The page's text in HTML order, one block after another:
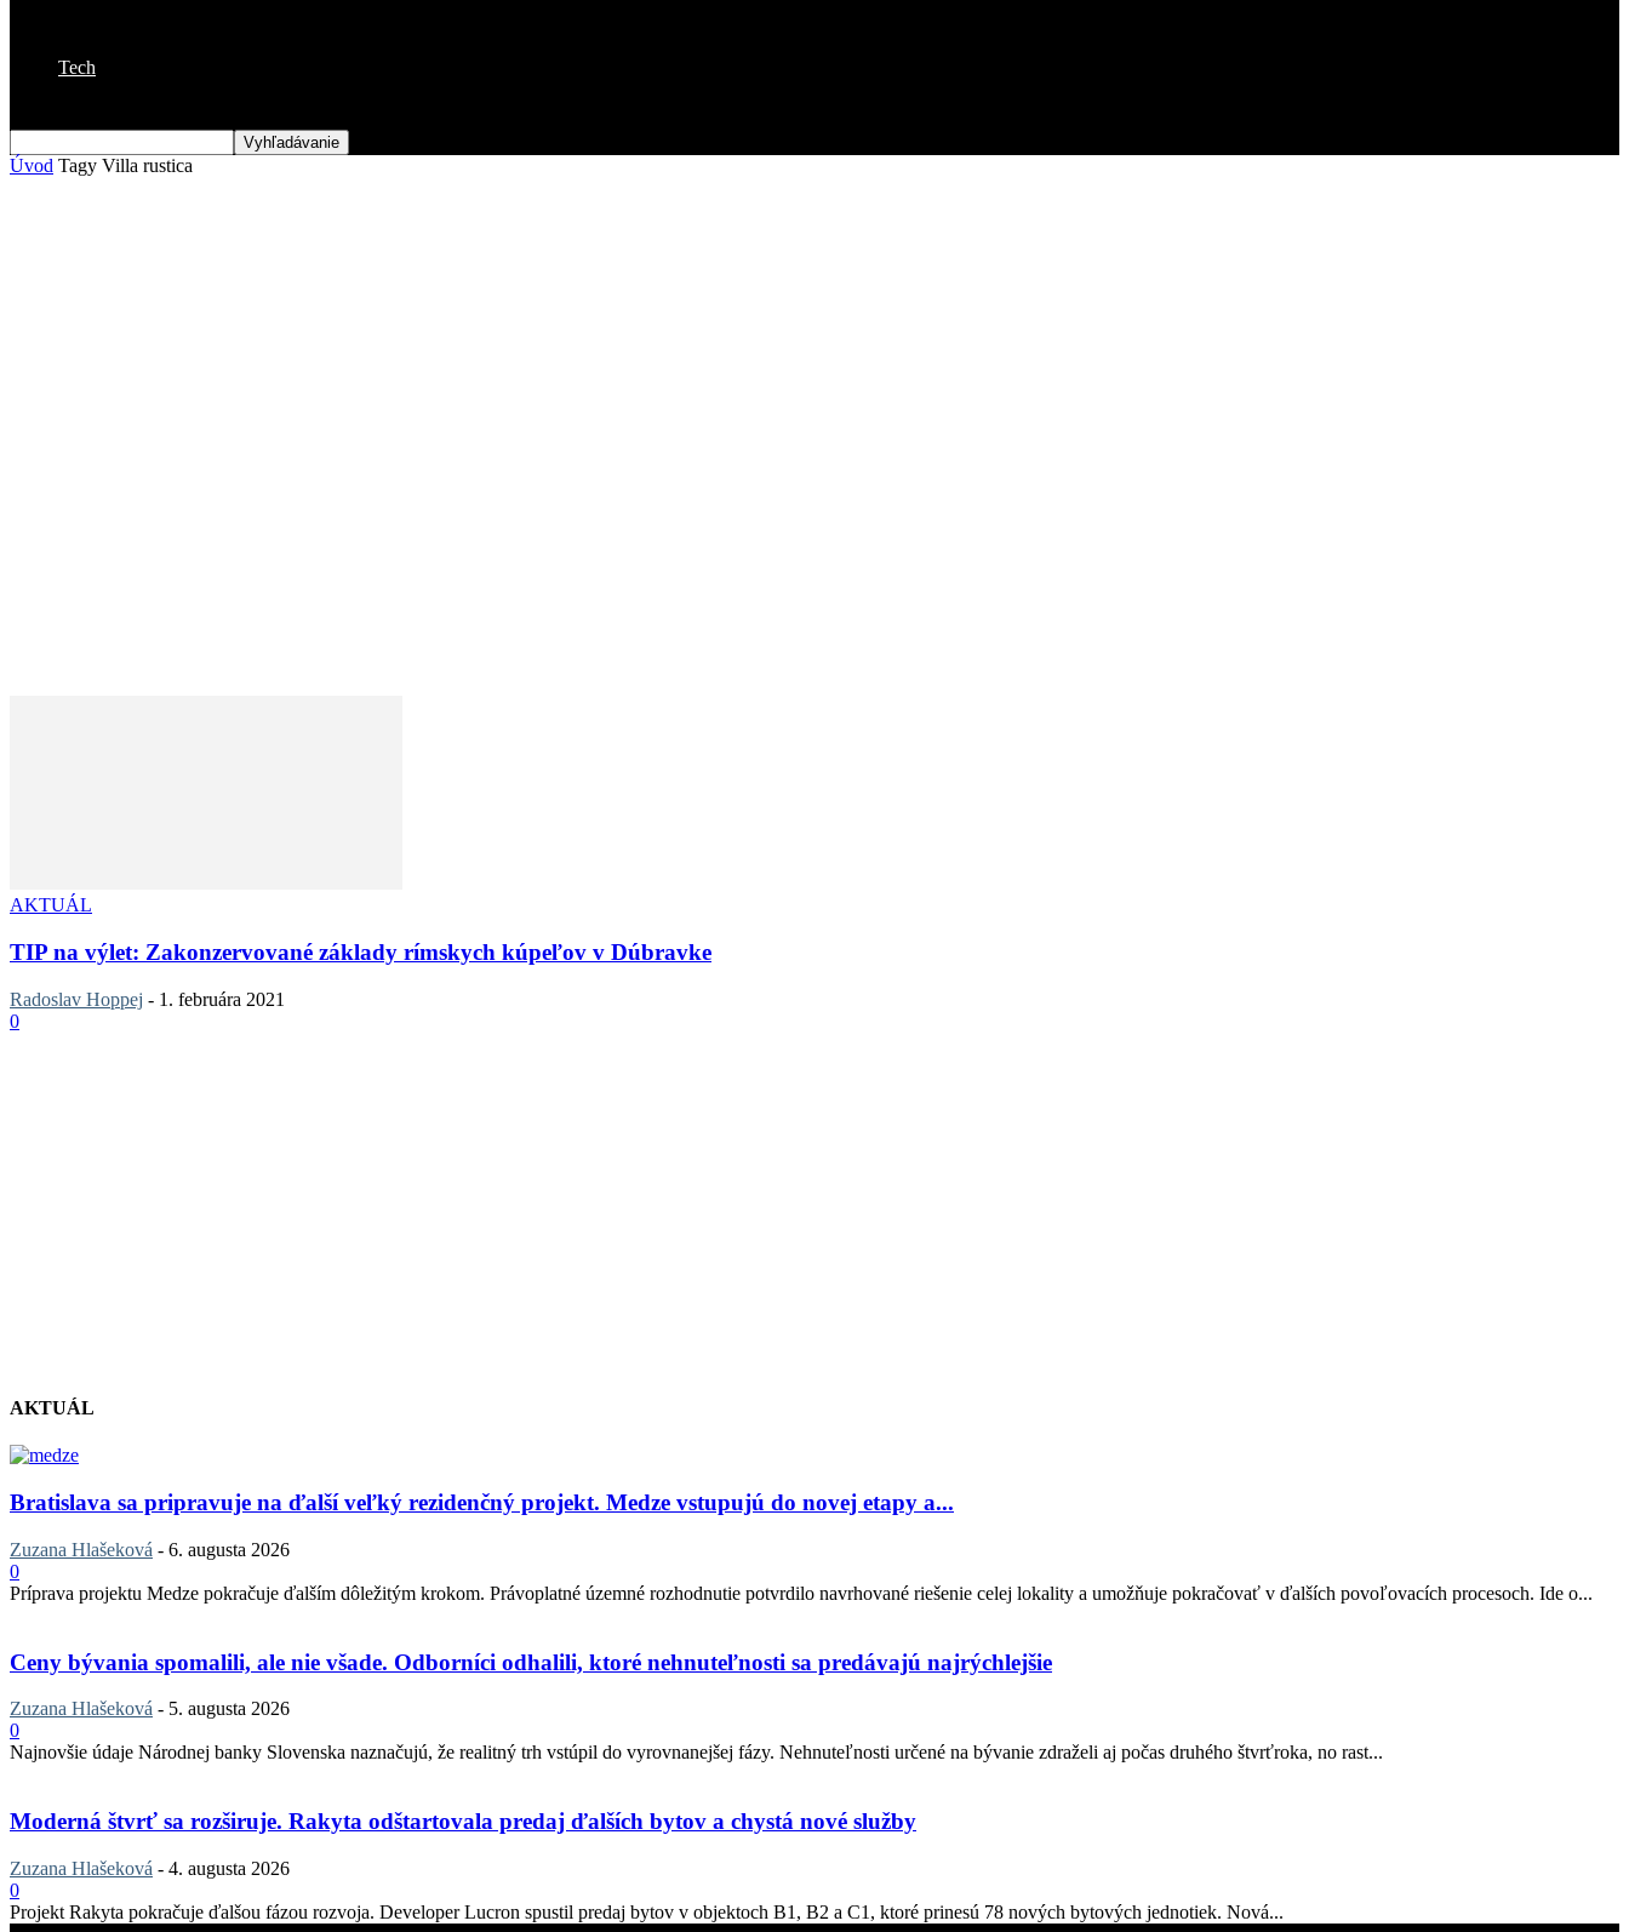
Tech
Úvod Tagy Villa rustica
AKTUÁL
TIP na výlet: Zakonzervované základy rímskych kúpeľov v Dúbravke
Radoslav Hoppej - 1. februára 2021
0
AKTUÁL
Bratislava sa pripravuje na ďalší veľký rezidenčný projekt. Medze vstupujú do novej etapy a...
Zuzana Hlašeková - 6. augusta 2026
0
Príprava projektu Medze pokračuje ďalším dôležitým krokom. Právoplatné územné rozhodnutie potvrdilo navrhované riešenie celej lokality a umožňuje pokračovať v ďalších povoľovacích procesoch. Ide o...
Ceny bývania spomalili, ale nie všade. Odborníci odhalili, ktoré nehnuteľnosti sa predávajú najrýchlejšie
Zuzana Hlašeková - 5. augusta 2026
0
Najnovšie údaje Národnej banky Slovenska naznačujú, že realitný trh vstúpil do vyrovnanejšej fázy. Nehnuteľnosti určené na bývanie zdraželi aj počas druhého štvrťroka, no rast...
Moderná štvrť sa rozširuje. Rakyta odštartovala predaj ďalších bytov a chystá nové služby
Zuzana Hlašeková - 4. augusta 2026
0
Projekt Rakyta pokračuje ďalšou fázou rozvoja. Developer Lucron spustil predaj bytov v objektoch B1, B2 a C1, ktoré prinesú 78 nových bytových jednotiek. Nová...